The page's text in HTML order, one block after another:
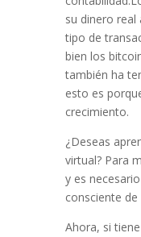
su dinero real
tipo de
bien los
también ha
esto es
crecimiento.
¿Deseas
virtual? Para
y es
consciente
Ahora, si